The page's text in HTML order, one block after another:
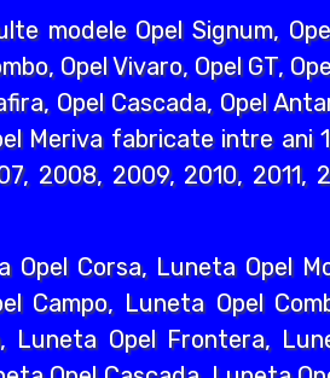
modele Opel Signum,
Opel Vivaro, Opel GT,
Opel Cascada, Opel
Meriva fabricate intre ani
2008, 2009, 2010, 2011,
Corsa, Luneta Opel
Campo, Luneta Opel
Luneta Opel Frontera,